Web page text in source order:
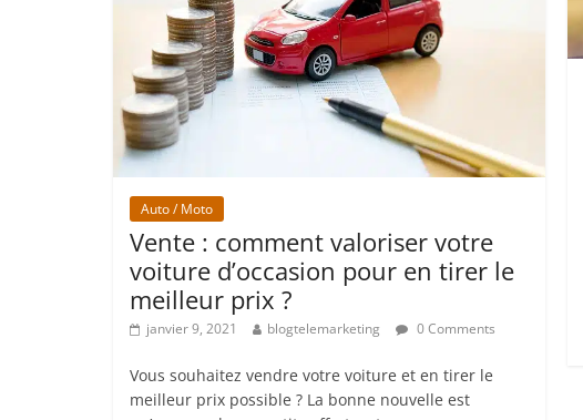
Auto / Moto
Vente : comment valoriser votre
voiture d’occasion pour en tirer le
meilleur prix ?
janvier 9, 2021 blogtelemarketing 0 Comments
Vous souhaitez vendre votre voiture et en tirer le
meilleur prix possible ? La bonne nouvelle est